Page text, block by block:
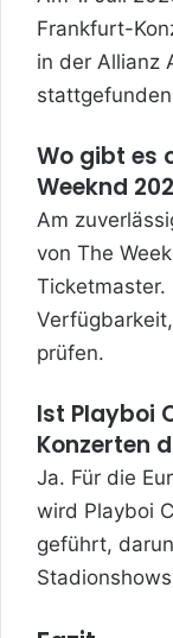
Frankfurt-
in der Allianz
Wo gibt es
Weeknd
Am
von The
Ticketmaster.
prüfen.
Ist Playboi
Konzerten
Ja. Für die
wird Playboi
geführt,